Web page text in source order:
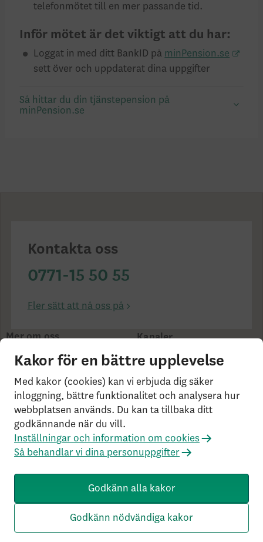
telefonmötet till en mer passande tid.
Inför mötet är det viktigt att du har:
Loggat in med ditt BankID på minPension.se
sett över och uppdaterat dina uppgifter
Så hittar du din tjänstepension på
minPension.se
Kontakta oss
0771-15 50 55
Fler sätt att nå oss på
Mer om oss
Om Skandia
Finansiell info
Hållbarhet
Kanaler
cookies på skandia.se Användarvillkor
Bor du
utanför Sverige?
Statlig insättningsgaranti &
investerarskydd
Så behandlar vi dina personuppgifter
Om Penningtvättslagen
Har du klagomål?
Rekommenderade webbläsare
c2d22db21baa526 HW4.0.0.0 SN431
Kakor för en bättre upplevelse
Med kakor (cookies) kan vi erbjuda dig säker
inloggning, bättre funktionalitet och analysera hur
webbplatsen används. Du kan ta tillbaka ditt
godkännande när du vill.
Inställningar och information om cookies
Så behandlar vi dina personuppgifter
Godkänn alla kakor
Godkänn nödvändiga kakor